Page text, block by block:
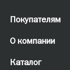
Покупателям
О компании
Каталог